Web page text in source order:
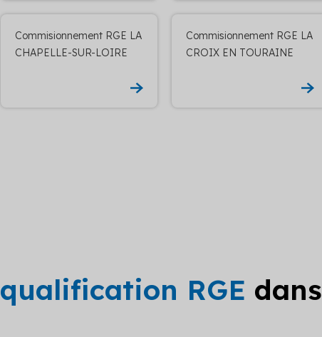
Commisionnement RGE LA
CHAPELLE-SUR-LOIRE
Commisionnement RGE LA
CROIX EN TOURAINE
qualification RGE dans